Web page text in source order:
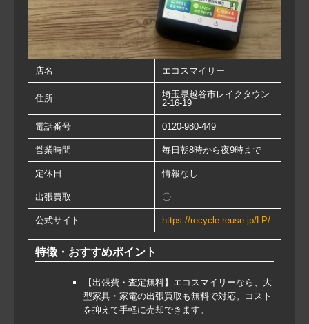
店名 エコスマイリー
住所
埼玉県越谷市レイクタウン
2-16-19
電話番号 0120-980-449
営業時間 毎日朝8時から夜9時まで
定休日 情報なし
出張買取 〇
公式サイト https://recycle-reuse.jp/LP/
特徴・おすすめポイント
【出張費・査定無料】エコスマイリーなら、大
型家具・家電の出張買取も無料で対応。コスト
を抑えて手軽に売却できます。